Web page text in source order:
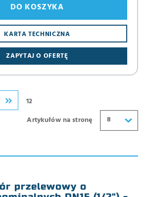
ZAPYTAJ O OFERTĘ
KARTA TECHNICZNA
DO KOSZYKA
12
Artykułów na stronę
8
8
16
przelewowy o